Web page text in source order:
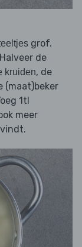
grof.
de
kruiden, de
(maat)beker
1tl
meer